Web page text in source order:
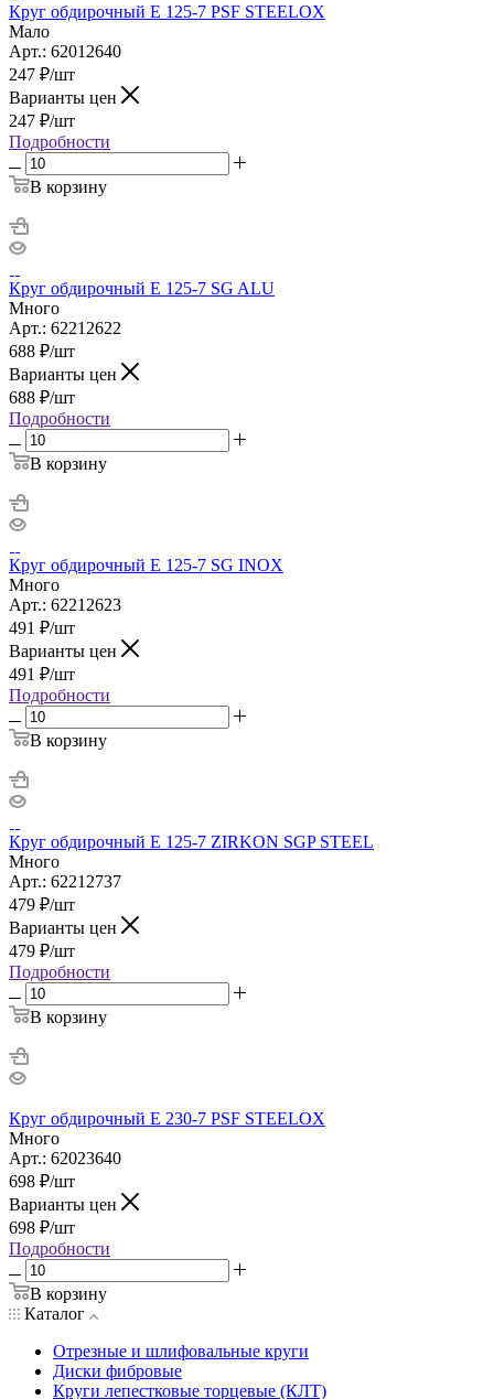
Круг обдирочный Е 125-7 PSF STEELOX
Мало
Арт.: 62012640
247 ₽/шт
Варианты цен
247 ₽/шт
Подробности
В корзину
Круг обдирочный Е 125-7 SG ALU
Много
Арт.: 62212622
688 ₽/шт
Варианты цен
688 ₽/шт
Подробности
В корзину
Круг обдирочный Е 125-7 SG INOX
Много
Арт.: 62212623
491 ₽/шт
Варианты цен
491 ₽/шт
Подробности
В корзину
Круг обдирочный Е 125-7 ZIRKON SGP STEEL
Много
Арт.: 62212737
479 ₽/шт
Варианты цен
479 ₽/шт
Подробности
В корзину
Круг обдирочный Е 230-7 PSF STEELOX
Много
Арт.: 62023640
698 ₽/шт
Варианты цен
698 ₽/шт
Подробности
В корзину
Каталог
Отрезные и шлифовальные круги
Диски фибровые
Круги лепестковые торцевые (КЛТ)